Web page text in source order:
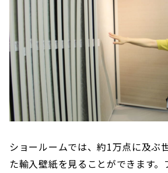
ショールームでは、約1万点に及ぶ
た輸入壁紙を見ることができます